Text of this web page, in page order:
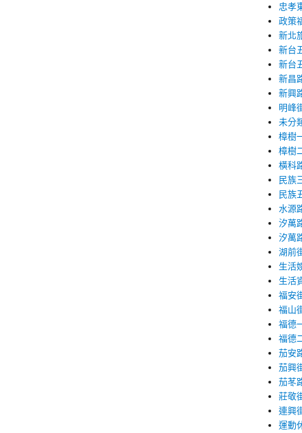
忠孝
政策
新北
新台
新台
新昌
新興
明峰
未分
樟樹
樟樹
橫科
民族
民族
水源
汐萬
汐萬
湖前
生活
生活
福安
福山
福德
福德
茄安
茄興
茄苳
莊敬
連興
運動